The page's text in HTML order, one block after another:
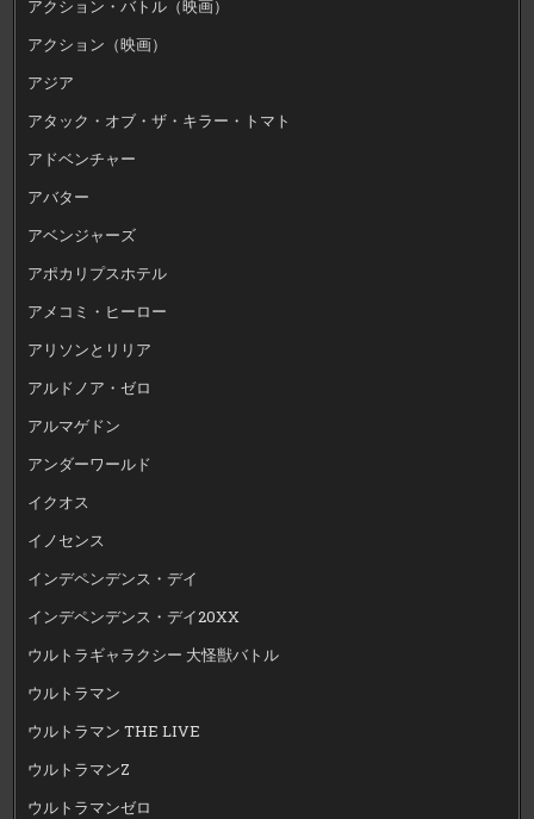
アクション・バトル（映画）
アクション（映画）
アジア
アタック・オブ・ザ・キラー・トマト
アドベンチャー
アバター
アベンジャーズ
アポカリプスホテル
アメコミ・ヒーロー
アリソンとリリア
アルドノア・ゼロ
アルマゲドン
アンダーワールド
イクオス
イノセンス
インデペンデンス・デイ
インデペンデンス・デイ20XX
ウルトラギャラクシー 大怪獣バトル
ウルトラマン
ウルトラマン THE LIVE
ウルトラマンZ
ウルトラマンゼロ